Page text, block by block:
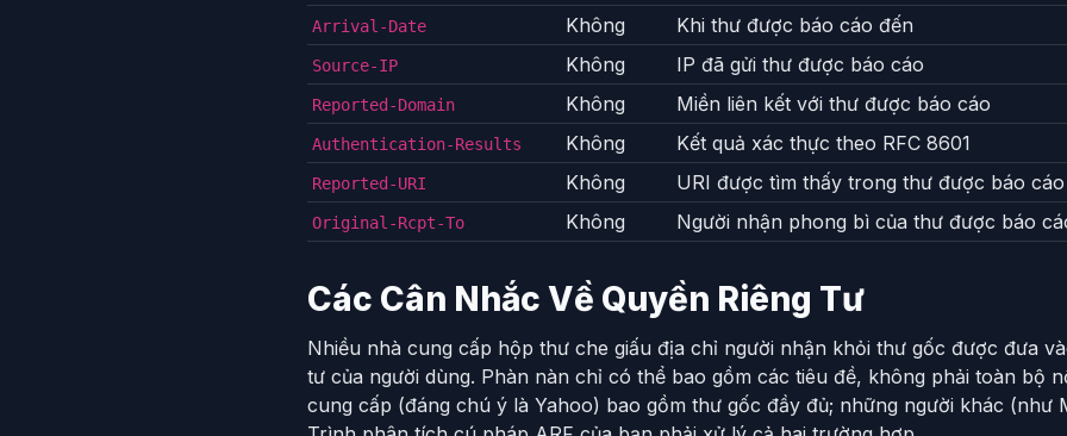
Arrival-Date Không Khi thư được báo cáo đến
Source-IP Không IP đã gửi thư được báo cáo
Reported-Domain Không Miền liên kết với thư được báo cáo
Authentication-Results Không Kết quả xác thực theo RFC 8601
Reported-URI Không URI được tìm thấy trong thư được báo
Original-Rcpt-To Không Người nhận phong bì của thư được báo
Các Cân Nhắc Về Quyền Riêng Tư
Nhiều nhà cung cấp hộp thư che giấu địa chỉ người nhận khỏi thư gốc được đưa
tư của người dùng. Phàn nàn chỉ có thể bao gồm các tiêu đề, không phải toàn bộ
cung cấp (đáng chú ý là Yahoo) bao gồm thư gốc đầy đủ; những người khác (như